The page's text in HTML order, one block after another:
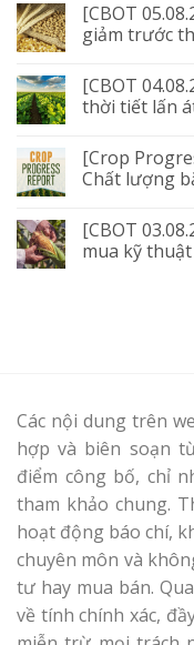
[CBOT
giảm trước
[CBOT
thời tiết lấn
[Crop
Chất lượng
[CBOT
mua kỹ thuật
Các nội dung trên
hợp và biên soạn
điểm công bố, chỉ
tham khảo chung.
hoạt động báo chí,
chuyên môn và
tư hay mua bán.
về tính chính xác,